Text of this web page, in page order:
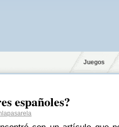
Juegos
españoles?